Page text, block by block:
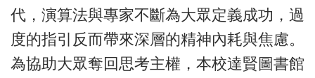
代，演算法與專家不斷為大眾定義成功，過
度的指引反而帶來深層的精神內耗與焦慮。
為協助大眾奪回思考主權，本校達賢圖書館